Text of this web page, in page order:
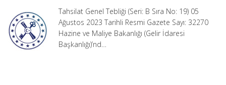
19)
için
Tahsilat Genel Tebliği (Seri: B Sıra No: 19) 05
Ağustos 2023 Tarihli Resmi Gazete Sayı: 32270
Hazine ve Maliye Bakanlığı (Gelir İdaresi
Başkanlığı)’nd…